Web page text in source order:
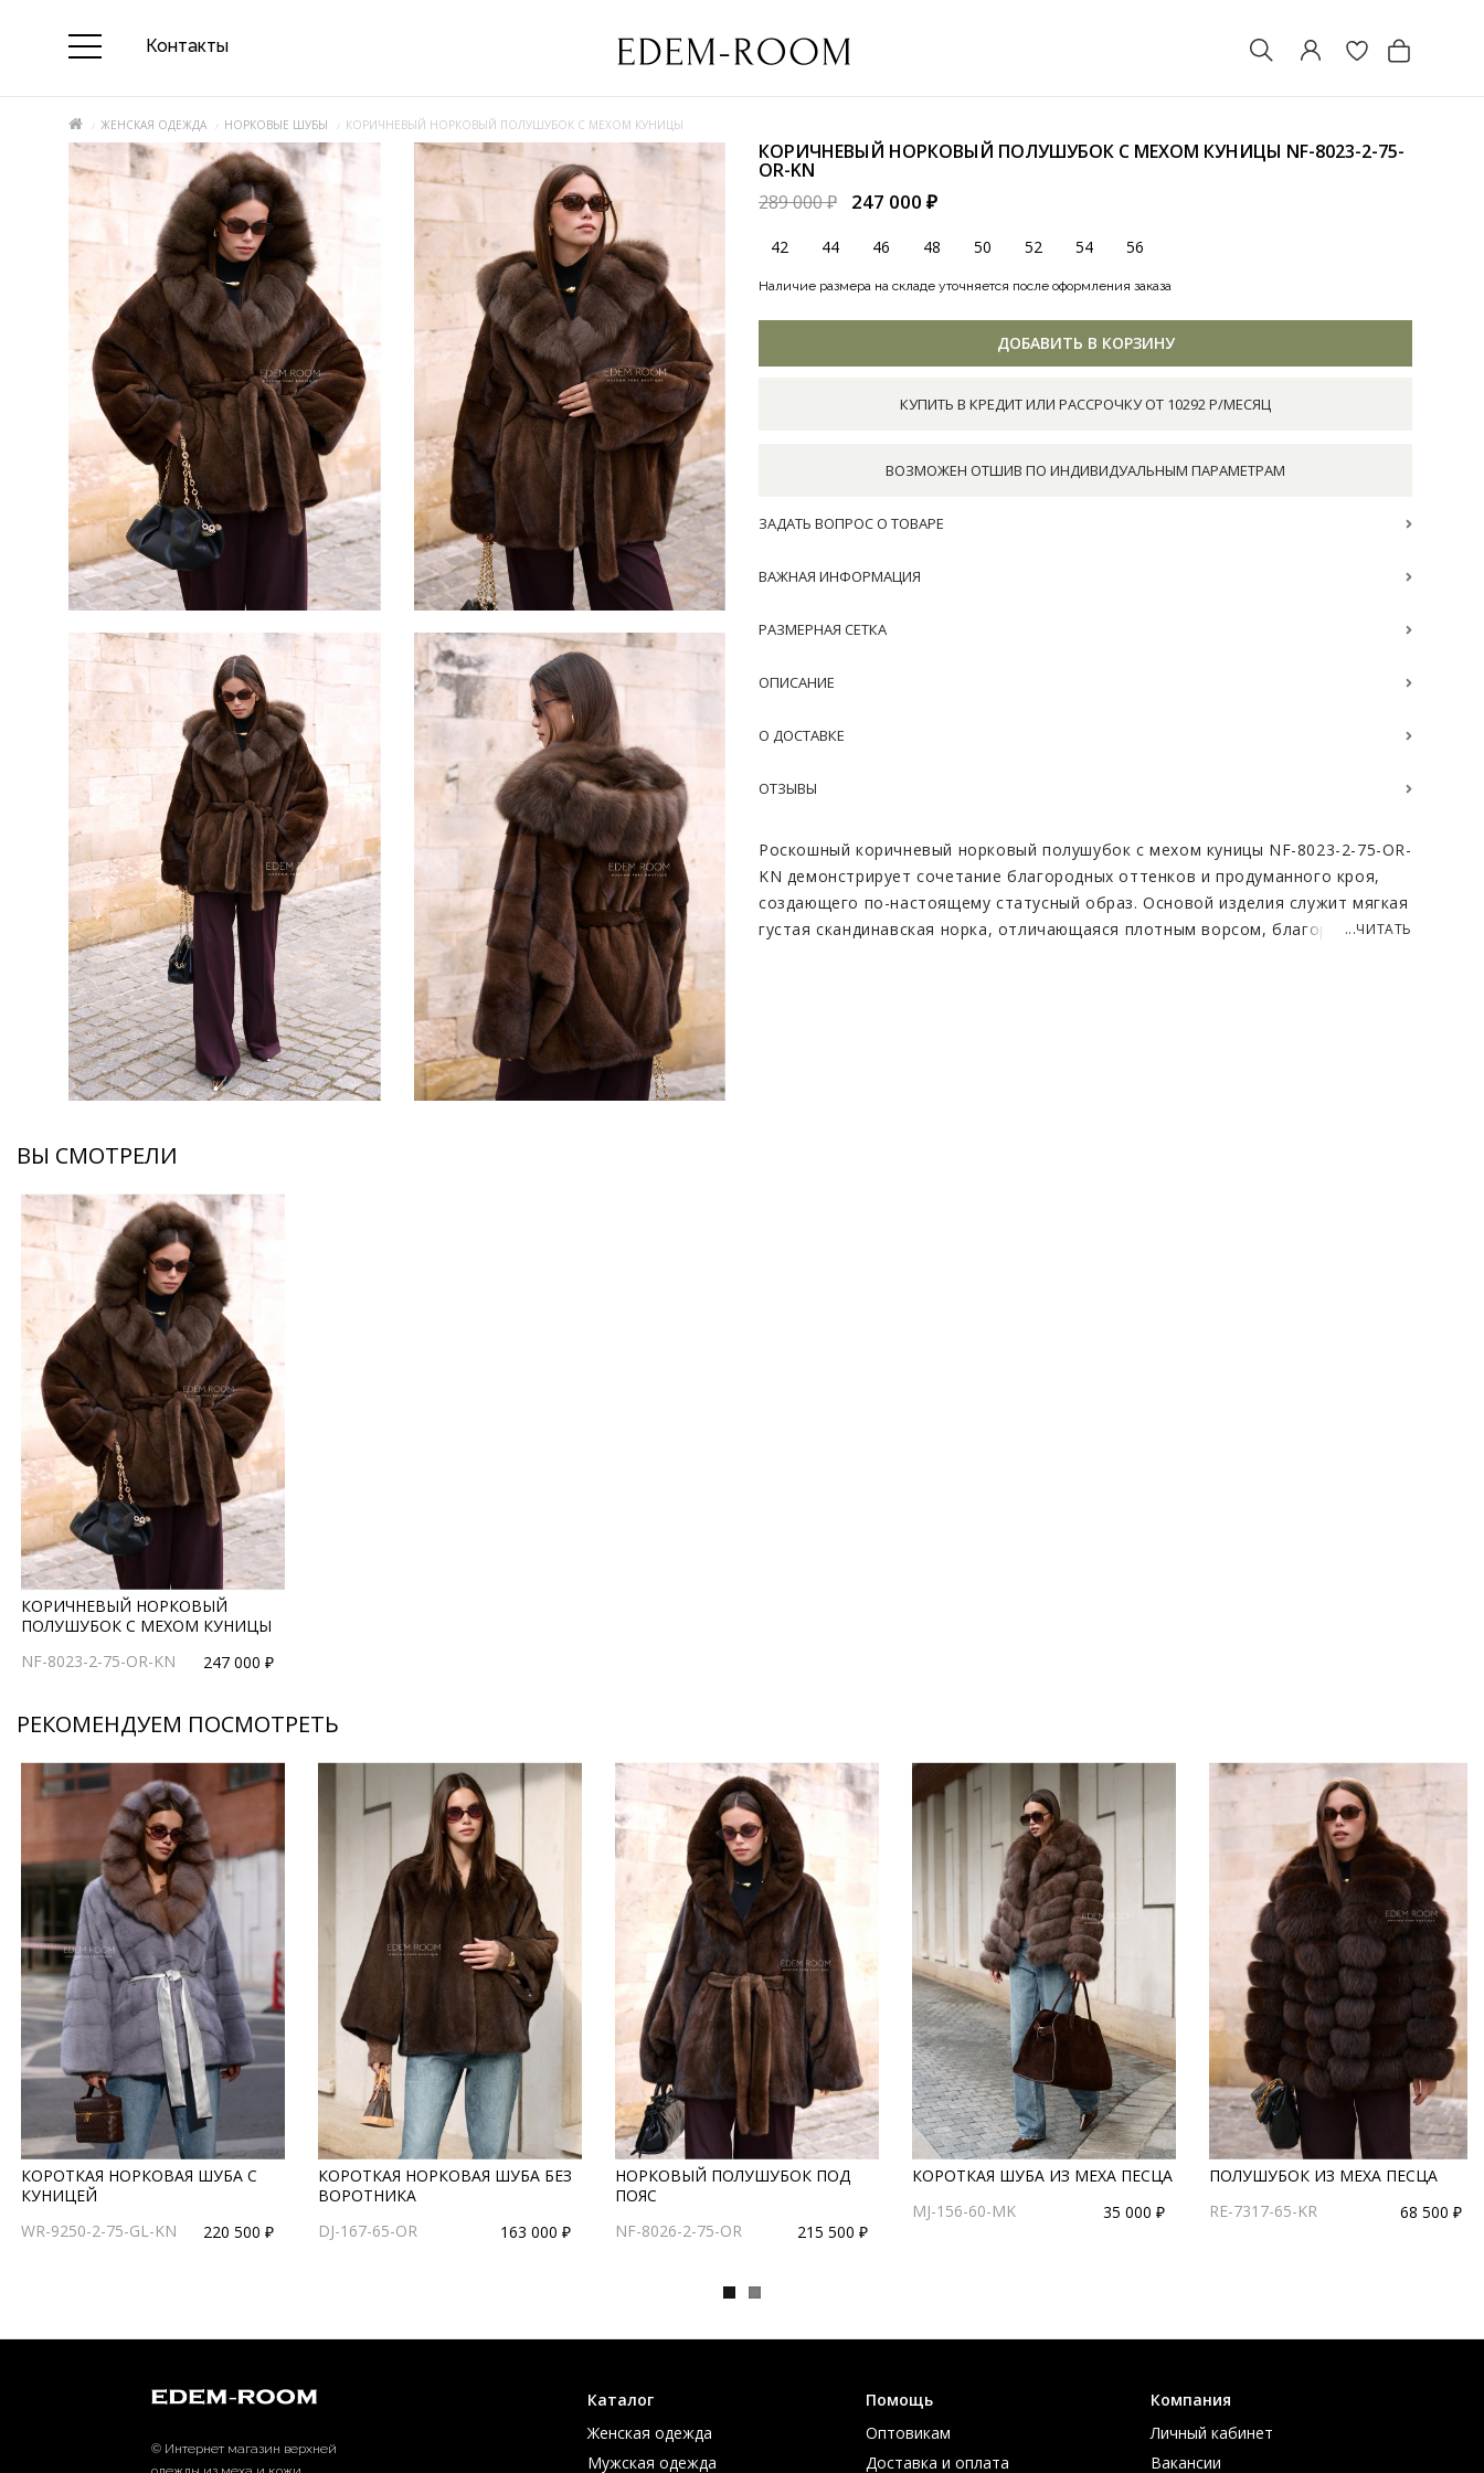
Контакты
ЖЕНСКАЯ ОДЕЖДА НОРКОВЫЕ ШУБЫ КОРИЧНЕВЫЙ НОРКОВЫЙ ПОЛУШУБОК С МЕХОМ КУНИЦЫ
КОРИЧНЕВЫЙ НОРКОВЫЙ ПОЛУШУБОК С МЕХОМ КУНИЦЫ NF-8023-2-75-
OR-KN
289 000 ₽
247 000 ₽
42 44 46 48 50 52 54 56
Наличие размера на складе уточняется после оформления заказа
ДОБАВИТЬ В КОРЗИНУ
КУПИТЬ В КРЕДИТ ИЛИ РАССРОЧКУ ОТ 10292 Р/МЕСЯЦ
ВОЗМОЖЕН ОТШИВ ПО ИНДИВИДУАЛЬНЫМ ПАРАМЕТРАМ
ЗАДАТЬ ВОПРОС О ТОВАРЕ
ВАЖНАЯ ИНФОРМАЦИЯ
РАЗМЕРНАЯ СЕТКА
ОПИСАНИЕ
О ДОСТАВКЕ
ОТЗЫВЫ
Роскошный коричневый норковый полушубок с мехом куницы NF-8023-2-75-OR-
KN демонстрирует сочетание благородных оттенков и продуманного кроя,
создающего по-настоящему статусный образ. Основой изделия служит мягкая
густая скандинавская норка, отличающаяся плотным ворсом, благородным
...ЧИТАТЬ
ВЫ СМОТРЕЛИ
КОРИЧНЕВЫЙ НОРКОВЫЙ
ПОЛУШУБОК С МЕХОМ КУНИЦЫ
NF-8023-2-75-OR-KN
247 000 ₽
РЕКОМЕНДУЕМ ПОСМОТРЕТЬ
КОРОТКАЯ НОРКОВАЯ ШУБА С
КУНИЦЕЙ
WR-9250-2-75-GL-KN
220 500 ₽
КОРОТКАЯ НОРКОВАЯ ШУБА БЕЗ
ВОРОТНИКА
DJ-167-65-OR
163 000 ₽
НОРКОВЫЙ ПОЛУШУБОК ПОД
ПОЯС
NF-8026-2-75-OR
215 500 ₽
КОРОТКАЯ ШУБА ИЗ МЕХА ПЕСЦА
MJ-156-60-MK
35 000 ₽
ПОЛУШУБОК ИЗ МЕХА ПЕСЦА
RE-7317-65-KR
68 500 ₽
© Интернет магазин верхней
Каталог
Женская одежда
Мужская одежда
Помощь
Оптовикам
Доставка и оплата
Компания
Личный кабинет
Вакансии